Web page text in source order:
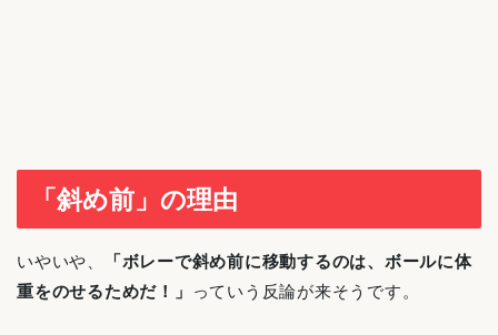
「斜め前」の理由
いやいや、
「ボレーで斜め前に移動するのは、ボールに体
重をのせるためだ！」
っていう反論が来そうです。